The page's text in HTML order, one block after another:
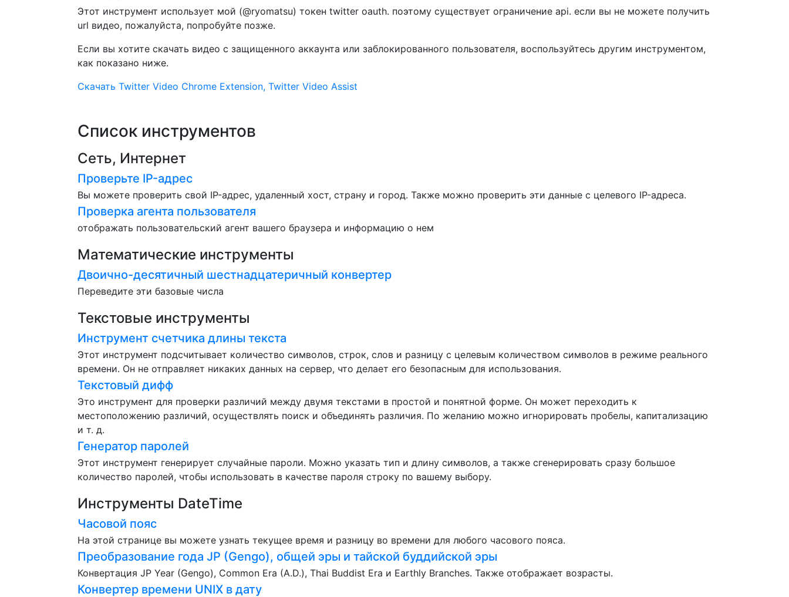
Этот инструмент использует мой (@ryomatsu) токен twitter oauth. поэтому существует ограничение api. если вы не можете получить
url видео, пожалуйста, попробуйте позже.
Если вы хотите скачать видео с защищенного аккаунта или заблокированного пользователя, воспользуйтесь другим инструментом,
как показано ниже.
Скачать Twitter Video Chrome Extension, Twitter Video Assist
Список инструментов
Сеть, Интернет
Проверьте IP-адрес
Вы можете проверить свой IP-адрес, удаленный хост, страну и город. Также можно проверить эти данные с целевого IP-адреса.
Проверка агента пользователя
отображать пользовательский агент вашего браузера и информацию о нем
Математические инструменты
Двоично-десятичный шестнадцатеричный конвертер
Переведите эти базовые числа
Текстовые инструменты
Инструмент счетчика длины текста
Этот инструмент подсчитывает количество символов, строк, слов и разницу с целевым количеством символов в режиме реального
времени. Он не отправляет никаких данных на сервер, что делает его безопасным для использования.
Текстовый дифф
Это инструмент для проверки различий между двумя текстами в простой и понятной форме. Он может переходить к
местоположению различий, осуществлять поиск и объединять различия. По желанию можно игнорировать пробелы, капитализацию
и т. д.
Генератор паролей
Этот инструмент генерирует случайные пароли. Можно указать тип и длину символов, а также сгенерировать сразу большое
количество паролей, чтобы использовать в качестве пароля строку по вашему выбору.
Инструменты DateTime
Часовой пояс
На этой странице вы можете узнать текущее время и разницу во времени для любого часового пояса.
Преобразование года JP (Gengo), общей эры и тайской буддийской эры
Конвертация JP Year (Gengo), Common Era (A.D.), Thai Buddist Era и Earthly Branches. Также отображает возрасты.
Конвертер времени UNIX в дату